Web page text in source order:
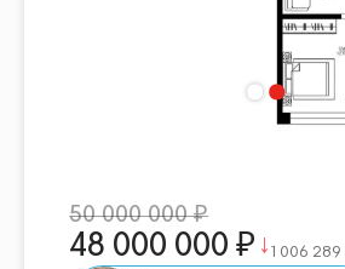
50 000 000
48 000 000 1 006 289